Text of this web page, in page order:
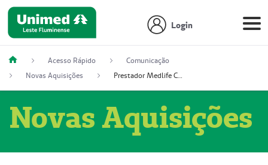
Login
Acesso Rápido
Comunicação
Novas Aquisições
Prestador Medlife Consultas e Diagnósticos (51004334-2)
Novas Aquisições